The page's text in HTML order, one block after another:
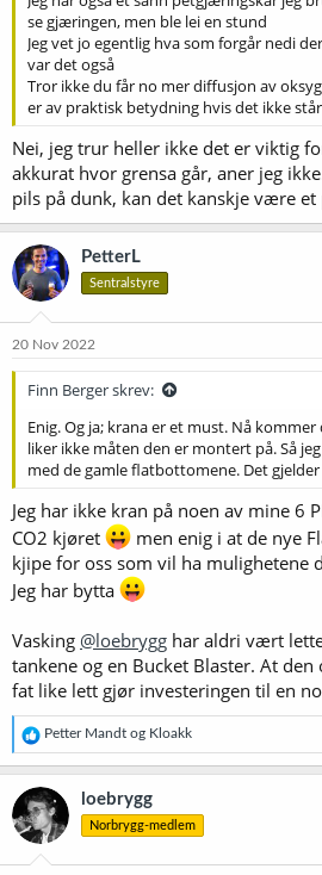
se gjæringen, men ble lei en stund
Jeg vet jo egentlig hva som forgår nedi
var det også
Tror ikke du får no mer diffusjon av
er av praktisk betydning hvis det ikke
Nei, jeg trur heller ikke det er viktig
akkurat hvor grensa går, aner jeg
pils på dunk, kan det kanskje være et
PetterL
Sentralstyre
20 Nov 2022
Finn Berger skrev:
Enig. Og ja; krana er et must. Nå
liker ikke måten den er montert på. Så
med de gamle flatbottomene. Det
Jeg har ikke kran på noen av mine 6
CO2 kjøret
men enig i at de nye
kjipe for oss som vil ha mulighetene
Jeg har bytta
Vasking @loebrygg har aldri vært
tankene og en Bucket Blaster. At den
fat like lett gjør investeringen til en
R
e
a
k
s
j
o
Petter Mandt og Kloakk
loebrygg
Norbrygg-medlem